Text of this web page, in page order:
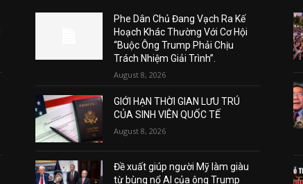
Phe Dân Chủ Đang Vạch Ra Kế
Hoạch Khác Thường Với Cơ Hội
“Buộc Ông Trump Phải Chịu
Trách Nhiệm Giải Trình”.
August 8, 2026
GIỚI HẠN THỜI GIAN LƯU TRÚ
CỦA SINH VIÊN QUỐC TẾ
August 8, 2026
Đề xuất giúp người Mỹ làm giàu
từ bùng nổ AI của ông Trump